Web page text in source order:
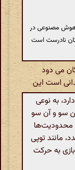
هوش مصنوعی در
نادرست است
می دود
است این
به نوعی
سو و آن سو
محدودیت‌ها
مانند توپی
به حرکت